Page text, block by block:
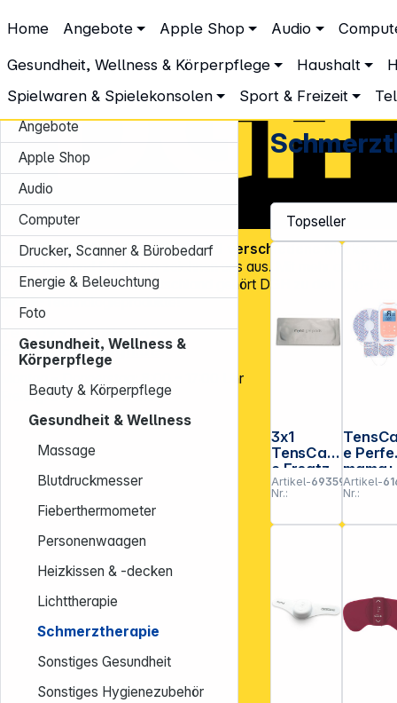
Home Angebote Apple Shop Audio
Gesundheit, Wellness & Körperpflege Haushalt
Spielwaren & Spielekonsolen
Sport & Freizeit
Gesundheit, Wellness & Körperpflege Gesundheit & Wellness
Schmerztherapie
Angebote
Apple Shop
Audio
Computer
Drucker, Scanner & Bürobedarf
Energie & Beleuchtung
Foto
Gesundheit, Wellness &
Körperpflege
Beauty & Körperpflege
Gesundheit & Wellness
Massage
Blutdruckmesser
Fieberthermometer
Personenwaagen
Heizkissen & -decken
Lichttherapie
Schmerztherapie
Sonstiges Gesundheit
Sonstiges Hygienezubehör
3x1
TensCar
e Ersatz-
Gel-
Elektrode
npads
Mynd
Artikel-
Nr.:
693590
e
mama+
Artikel-
Nr.:
Über45.000 Artikelund über600 verschiedene Marken
,
Know-how und Erfahrung zeichnen uns aus. Mit mehr als
Kundenadressenin Deutschland gehört DGH zu den Top-
für CE-Technologieprodukte!
Tel.: 0931 9708 - 444
E-Mail:info@dgh.de
Montag – Donnerstag: 8:00 – 17:00 Uhr
Freitag: 8:00 – 14:00 Uhr